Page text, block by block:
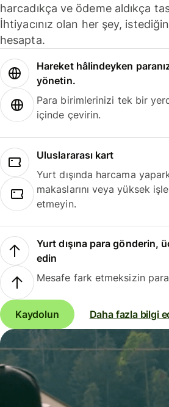
harcadıkça ve ödeme aldıkça
İhtiyacınız olan her şey,
hesapta.
Hareket hâlindeyken
yönetin.
Para birimlerinizi tek bir
içinde çevirin.
Uluslararası kart
Yurt dışında harcama
makaslarını veya yüksek
etmeyin.
Yurt dışına para gönderin,
edin
Mesafe fark etmeksizin
Kaydolun Daha fazla bilgi